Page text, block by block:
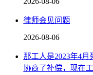
律师会见问题
2026-08-06
那工人是2023年4月
协商了补偿，现在